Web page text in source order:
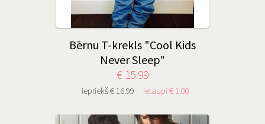
Bērnu T-krekls "Cool Kids
Never Sleep"
€ 15.99
iepriekš € 16.99 ietaupi € 1.00